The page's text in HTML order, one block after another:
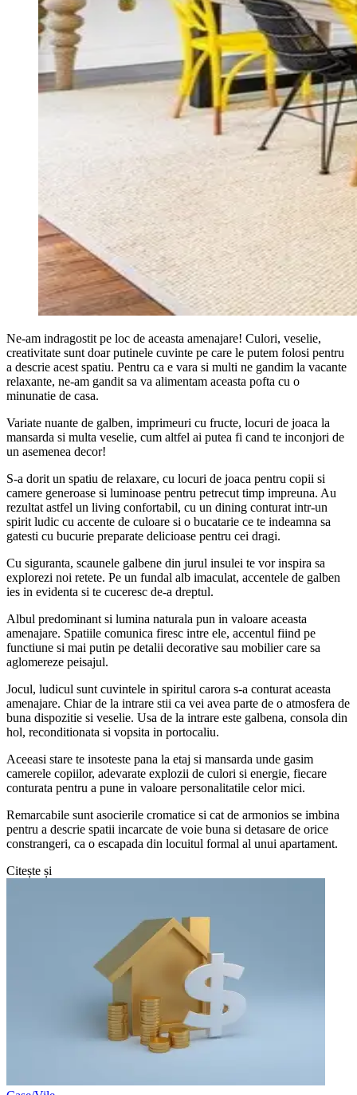
Ne-am indragostit pe loc de aceasta amenajare! Culori, veselie,
creativitate sunt doar putinele cuvinte pe care le putem folosi pentru
a descrie acest spatiu. Pentru ca e vara si multi ne gandim la vacante
relaxante, ne-am gandit sa va alimentam aceasta pofta cu o
minunatie de casa.
Variate nuante de galben, imprimeuri cu fructe, locuri de joaca la
mansarda si multa veselie, cum altfel ai putea fi cand te inconjori de
un asemenea decor!
S-a dorit un spatiu de relaxare, cu locuri de joaca pentru copii si
camere generoase si luminoase pentru petrecut timp impreuna. Au
rezultat astfel un living confortabil, cu un dining conturat intr-un
spirit ludic cu accente de culoare si o bucatarie ce te indeamna sa
gatesti cu bucurie preparate delicioase pentru cei dragi.
Cu siguranta, scaunele galbene din jurul insulei te vor inspira sa
explorezi noi retete. Pe un fundal alb imaculat, accentele de galben
ies in evidenta si te cuceresc de-a dreptul.
Albul predominant si lumina naturala pun in valoare aceasta
amenajare. Spatiile comunica firesc intre ele, accentul fiind pe
functiune si mai putin pe detalii decorative sau mobilier care sa
aglomereze peisajul.
Jocul, ludicul sunt cuvintele in spiritul carora s-a conturat aceasta
amenajare. Chiar de la intrare stii ca vei avea parte de o atmosfera de
buna dispozitie si veselie. Usa de la intrare este galbena, consola din
hol, reconditionata si vopsita in portocaliu.
Aceeasi stare te insoteste pana la etaj si mansarda unde gasim
camerele copiilor, adevarate explozii de culori si energie, fiecare
conturata pentru a pune in valoare personalitatile celor mici.
Remarcabile sunt asocierile cromatice si cat de armonios se imbina
pentru a descrie spatii incarcate de voie buna si detasare de orice
constrangeri, ca o escapada din locuitul formal al unui apartament.
Citește și